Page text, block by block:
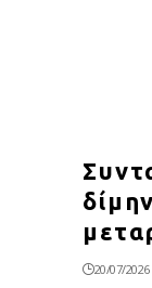
20/07/2026